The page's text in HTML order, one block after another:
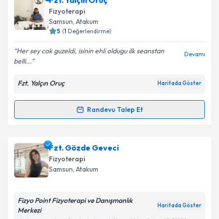
Takvim Talebini Gönder
oluşturun. Size bu uzmandan randevu almanız için bir
takvim hazırlandığında e-posta ile bilgilendireceğiz.
Kişisel verilerimin işlenmesine ilişkin
Aydınlatma
kapsamda işlenmesini kabul ediyorum.
Fizyoterapi
Samsun, Atakum
5 (1 Değerlendirme)
Her sey cok guzeldi, isinin ehli oldugu ilk seanstan
belli...
Devamı
Fzt. Yalçın Oruç Haritada Göster
Randevu Talep Et
Randevu Takvimi Talebi
Fzt. Yalçın Oruçiçin randevu takvimi talebi oluşturun.
Size bu uzmandan randevu almanız için bir takvim
hazırlandığında e-posta ile bilgilendireceğiz.
Fzt. Gözde Geveci
Fizyoterapi
Samsun, Atakum
Fizyo Point Fizyoterapi ve Danışmanlık
Merkezi
Haritada Göster